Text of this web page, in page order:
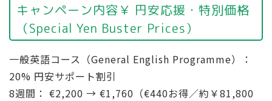
キャンペーン内容￥ 円安応援・特別価格
（Special Yen Buster Prices）
一般英語コース（General English Programme）：
20% 円安サポート割引
8週間： €2,200 → €1,760（€440お得／約￥81,800